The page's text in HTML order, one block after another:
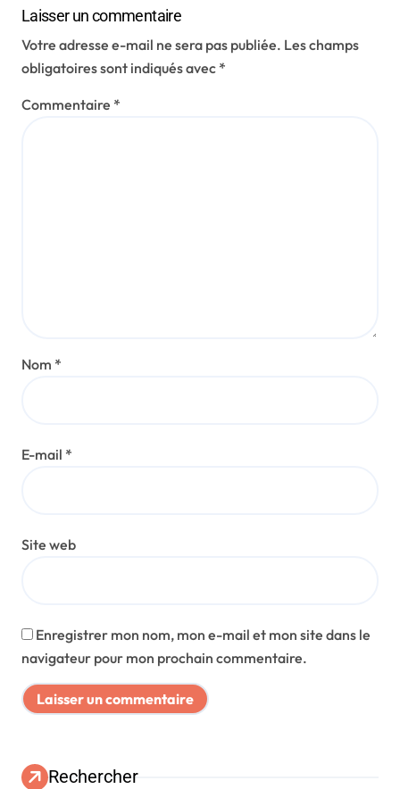
Laisser un commentaire
Votre adresse e-mail ne sera pas publiée. Les champs
obligatoires sont indiqués avec *
Commentaire *
Nom *
E-mail *
Site web
Enregistrer mon nom, mon e-mail et mon site dans le
navigateur pour mon prochain commentaire.
Rechercher